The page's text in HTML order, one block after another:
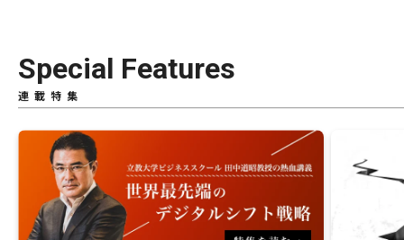
Special Features
連載特集